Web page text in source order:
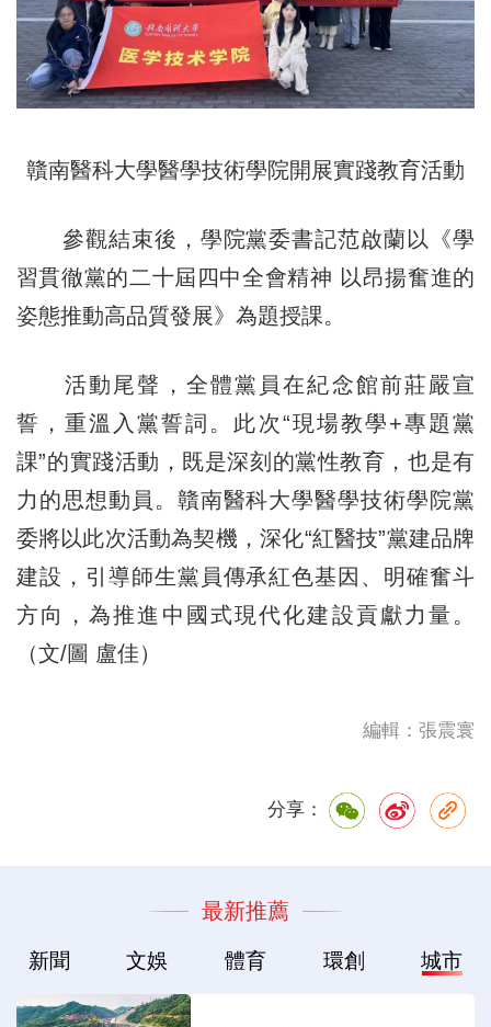
贛南醫科大學醫學技術學院開展實踐教育活動
參觀結束後，學院黨委書記范啟蘭以《學
習貫徹黨的二十屆四中全會精神 以昂揚奮進的
姿態推動高品質發展》為題授課。
活動尾聲，全體黨員在紀念館前莊嚴宣
誓，重溫入黨誓詞。此次“現場教學+專題黨
課”的實踐活動，既是深刻的黨性教育，也是有
力的思想動員。贛南醫科大學醫學技術學院黨
委將以此次活動為契機，深化“紅醫技”黨建品牌
建設，引導師生黨員傳承紅色基因、明確奮斗
方向，為推進中國式現代化建設貢獻力量。
（文/圖 盧佳）
編輯：張震寰
分享：
最新推薦
新聞 文娛 體育 環創 城市